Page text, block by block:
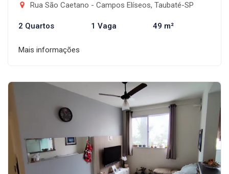
Rua São Caetano - Campos Elíseos, Taubaté-SP
2 Quartos 1 Vaga 49 m²
Mais informações